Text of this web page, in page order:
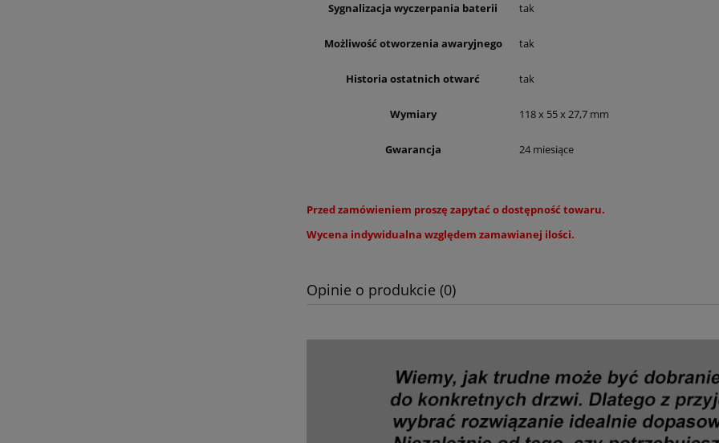
Sygnalizacja wyczerpania baterii tak
Możliwość otworzenia awaryjnego tak
Historia ostatnich otwarć tak
Wymiary 118 x 55 x 27,7 mm
Gwarancja 24 miesiące
Przed zamówieniem proszę zapytać o dostępność towaru.
Wycena indywidualna względem zamawianej ilości.
Opinie o produkcie (0)